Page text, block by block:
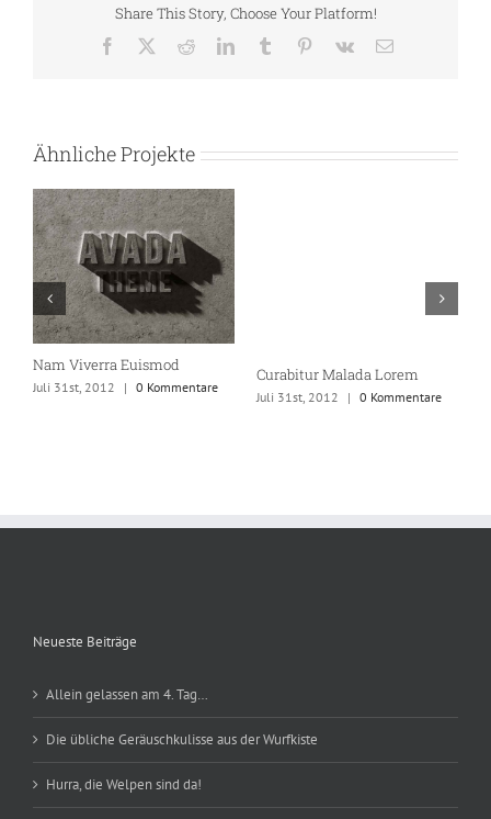
Share This Story, Choose Your Platform!
Facebook RedditLinkedInTumblr Pinterest
Vk
E-
Ähnliche Projekte
Nam Viverra Euismod
Juli 31st, 2012 | 0 Kommentare
Curabitur Malada Lorem
Juli 31st, 2012 | 0 Kommentare
Neueste Beiträge
Allein gelassen am 4. Tag…
Die übliche Geräuschkulisse aus der Wurfkiste
Hurra, die Welpen sind da!